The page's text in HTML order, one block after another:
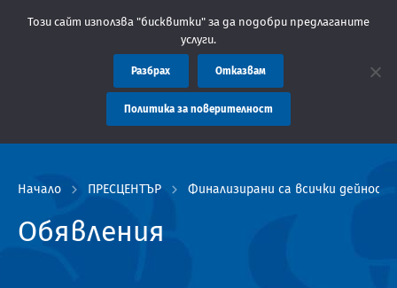
Областна администрация Пловдив препоръчва
Начало ПРЕСЦЕНТЪР Финализирани са всички
Обявления
Този сайт използва "бисквитки" за да подобри предлаганите
услуги.
Разбрах Отказвам
Политика за поверителност